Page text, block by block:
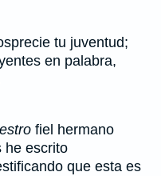
tu juventud;
en palabra,
fiel hermano
he escrito
que esta es